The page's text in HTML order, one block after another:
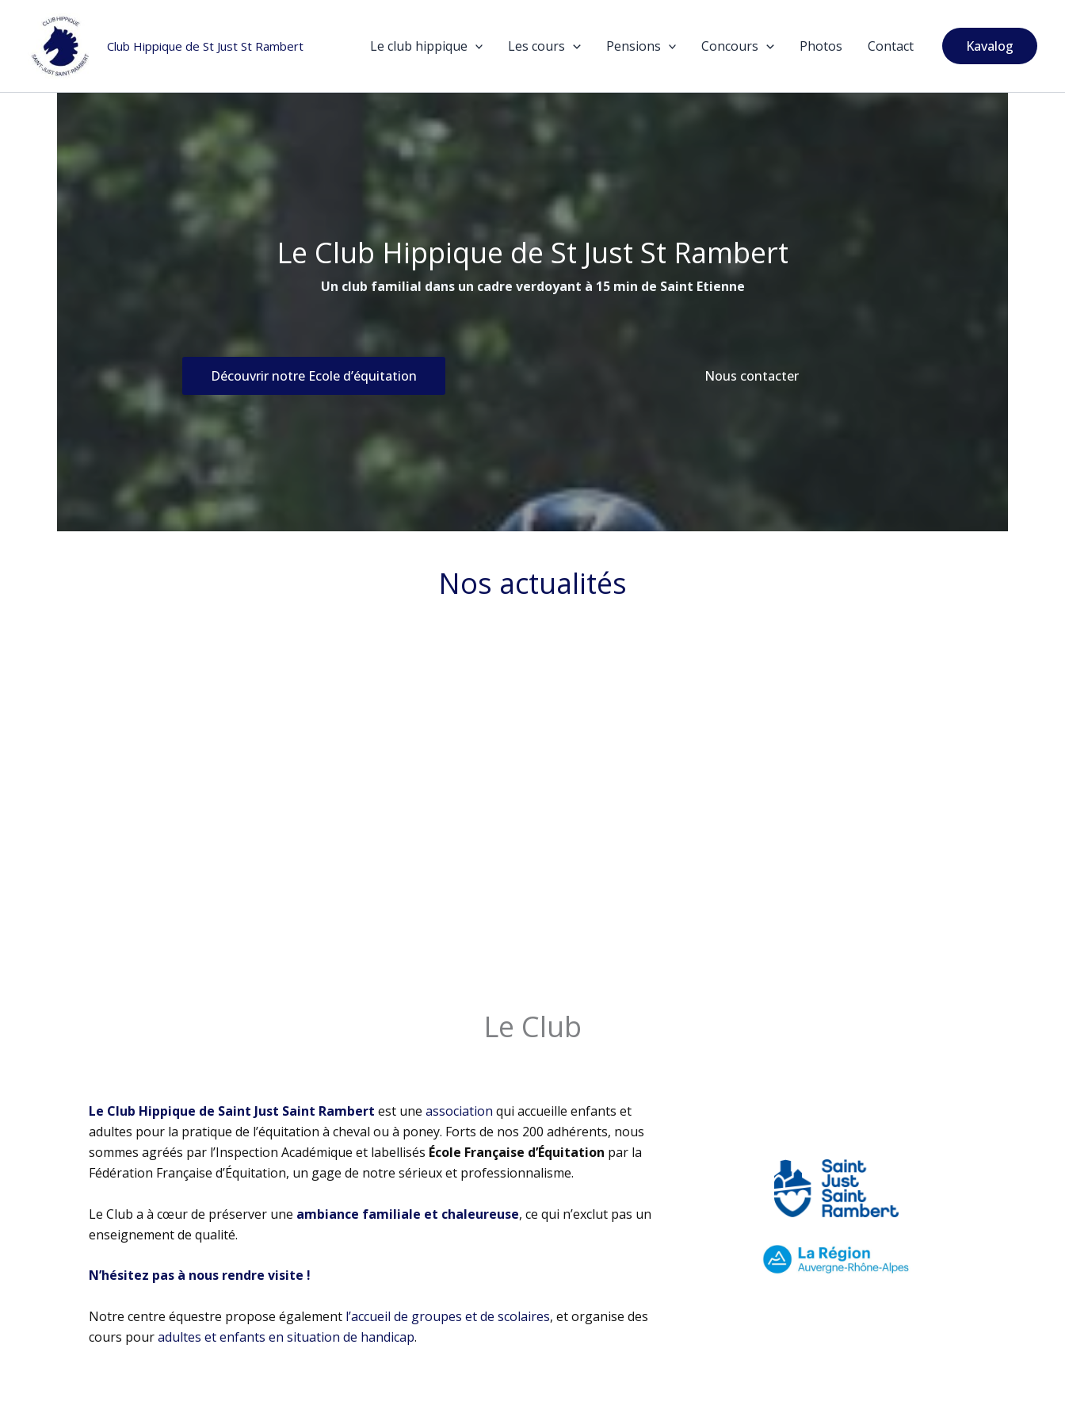
contenu
Club Hippique de St Just St Rambert Le club hippique Les cours Pensions Concours Photos Contact Kavalog
Le Club Hippique de St Just St Rambert
Un club familial dans un cadre verdoyant à 15 min de Saint Etienne
Découvrir notre Ecole d’équitation Nous contacter
Nos actualités
Le Club
Le Club Hippique de Saint Just Saint Rambert est une association qui accueille enfants et
adultes pour la pratique de l’équitation à cheval ou à poney. Forts de nos 200 adhérents, nous
sommes agréés par l’Inspection Académique et labellisés École Française d’Équitation par la
Fédération Française d’Équitation, un gage de notre sérieux et professionnalisme.
Le Club a à cœur de préserver une ambiance familiale et chaleureuse, ce qui n’exclut pas un
enseignement de qualité.
N’hésitez pas à nous rendre visite !
Notre centre équestre propose également l’accueil de groupes et de scolaires, et organise des
cours pouradultes et enfants en situation de handicap.